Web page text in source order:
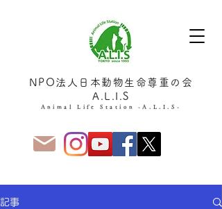
NPO法人日本動物生命尊重の会
A.L.I.S
Animal Life Station -A.L.I.S-
記事